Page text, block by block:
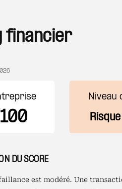
financier
Niveau
DU SCORE
est modéré. Une